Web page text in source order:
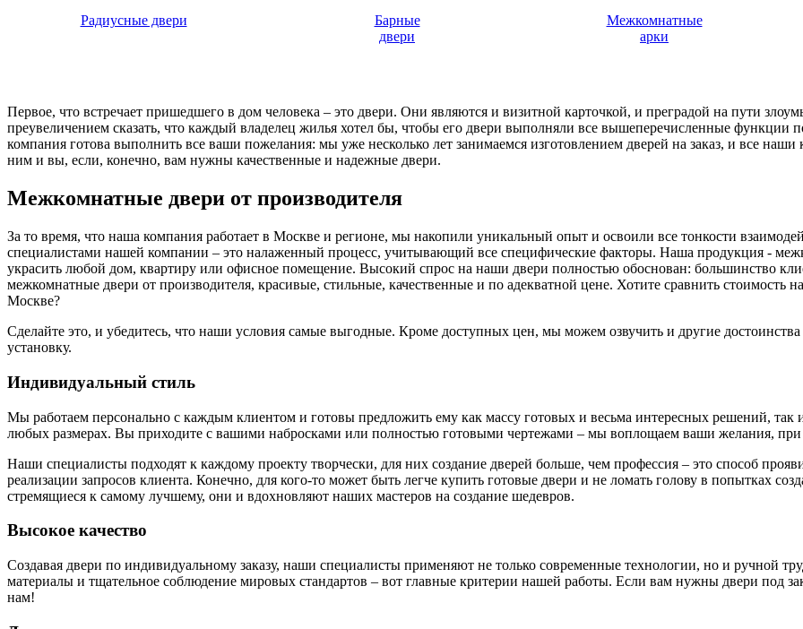
Радиусные двери
Барные
двери
Межкомнатные
арки
Первое, что встречает пришедшего в дом человека – это двери. Они являются и визитной карточкой, и преградой на пути
преувеличением сказать, что каждый владелец жилья хотел бы, чтобы его двери выполняли все вышеперечисленные
компания готова выполнить все ваши пожелания: мы уже несколько лет занимаемся изготовлением дверей на заказ, и все
ним и вы, если, конечно, вам нужны качественные и надежные двери.
Межкомнатные двери от производителя
За то время, что наша компания работает в Москве и регионе, мы накопили уникальный опыт и освоили все тонкости
специалистами нашей компании – это налаженный процесс, учитывающий все специфические факторы. Наша продукция -
украсить любой дом, квартиру или офисное помещение. Высокий спрос на наши двери полностью обоснован: большинство
межкомнатные двери от производителя, красивые, стильные, качественные и по адекватной цене. Хотите сравнить
Москве?
Сделайте это, и убедитесь, что наши условия самые выгодные. Кроме доступных цен, мы можем озвучить и другие
установку.
Индивидуальный стиль
Мы работаем персонально с каждым клиентом и готовы предложить ему как массу готовых и весьма интересных решений, так
любых размерах. Вы приходите с вашими набросками или полностью готовыми чертежами – мы воплощаем ваши желания, при
Наши специалисты подходят к каждому проекту творчески, для них создание дверей больше, чем профессия – это способ
реализации запросов клиента. Конечно, для кого-то может быть легче купить готовые двери и не ломать голову в попытках
стремящиеся к самому лучшему, они и вдохновляют наших мастеров на создание шедевров.
Высокое качество
Создавая двери по индивидуальному заказу, наши специалисты применяют не только современные технологии, но и ручной
материалы и тщательное соблюдение мировых стандартов – вот главные критерии нашей работы. Если вам нужны двери под
нам!